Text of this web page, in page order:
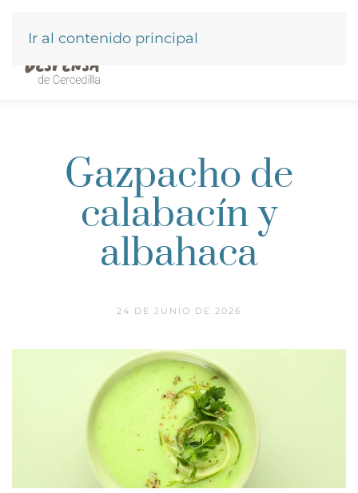
Ir al contenido principal
Gazpacho de
calabacín y
albahaca
24 DE JUNIO DE 2026